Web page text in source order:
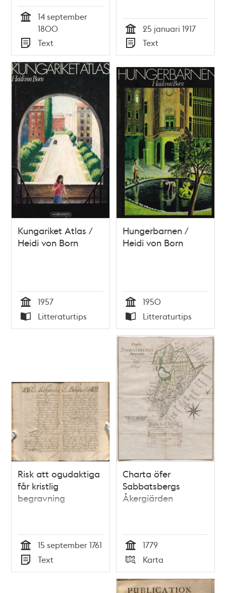
14 september
1800
Typ
Text Tid
25 januari 1917
Typ
Text
Kungariket Atlas /
Heidi von Born
Tid
1957
Typ
Litteraturtips
Hungerbarnen /
Heidi von Born
Tid
1950
Typ
Litteraturtips
Risk att ogudaktiga
får kristlig
begravning
Tid
15 september 1761
Typ
Text
Charta öfer
Sabbatsbergs
Åkergiärden
Tid
1779
Typ
Karta